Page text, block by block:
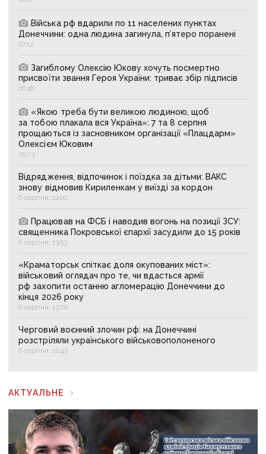
Війська рф вдарили по 11 населених пунктах
Донеччини: одна людина загинула, п’ятеро поранені
07:12
Загиблому Олексію Юкову хочуть посмертно
присвоїти звання Героя України: триває збір підписів
06:48
«Якою треба бути великою людиною, щоб
за тобою плакала вся Україна»: 7 та 8 серпня
прощаються із засновником організації «Плацдарм»
Олексієм Юковим
05:23
Відрядження, відпочинок і поїздка за дітьми: ВАКС
знову відмовив Кириленкам у виїзді за кордон
6 серпня, 14:00
Працював на ФСБ і наводив вогонь на позиції ЗСУ:
священника Покровської єпархії засудили до 15 років
6 серпня, 13:53
«Краматорськ спіткає доля окупованих міст»:
військовий оглядач про те, чи вдасться армії
рф захопити останню агломерацію Донеччини до
кінця 2026 року
6 серпня, 13:20
Черговий воєнний злочин рф: на Донеччині
розстріляли українського військовополоненого
6 серпня, 12:43
АКТУАЛЬНЕ